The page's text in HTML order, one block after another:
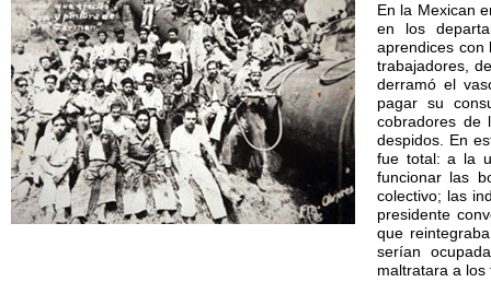
En la Mexican
en los
aprendices con
trabajadores,
derramó el
pagar su
cobradores de
despidos. En
fue total: a la
funcionar las
colectivo; las
presidente
que
serían
maltratara a los